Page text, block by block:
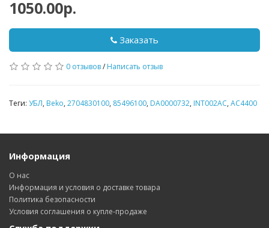
1050.00р.
Заказать
0 отзывов/ Написать отзыв
Теги: УБЛ, Beko, 2704830100, 85496100, DA0000732, INT002AC, AC4400
Информация
О нас
Информация и условия о доставке товара
Политика безопасности
Условия соглашения о купле-продаже